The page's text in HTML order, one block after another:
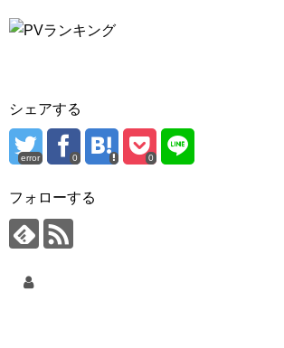
シェアする
error 0 0
フォローする